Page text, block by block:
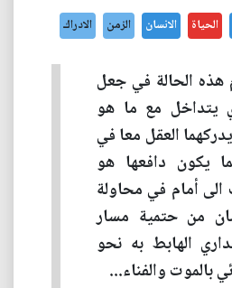
الحياة الانسان الزمن الادراك
هذه الحالة في جعل
يتداخل مع ما هو
العقل معا في
يكون دافعها هو
الى أمام في محاولة
من حتمية مسار
الهابط به نحو
بالموت والفناء...